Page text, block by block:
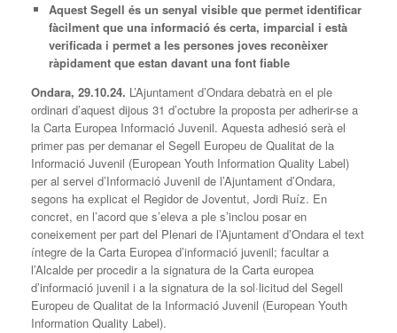
Aquest Segell és un senyal visible que permet identificar
fàcilment que una informació és certa, imparcial i està
verificada i permet a les persones joves reconèixer
ràpidament que estan davant una font fiable
Ondara, 29.10.24. L’Ajuntament d’Ondara debatrà en el ple
ordinari d’aquest dijous 31 d’octubre la proposta per adherir-se a
la Carta Europea Informació Juvenil. Aquesta adhesió serà el
primer pas per demanar el Segell Europeu de Qualitat de la
Informació Juvenil (European Youth Information Quality Label)
per al servei d’Informació Juvenil de l’Ajuntament d’Ondara,
segons ha explicat el Regidor de Joventut, Jordi Ruíz. En
concret, en l’acord que s’eleva a ple s’inclou posar en
coneixement per part del Plenari de l’Ajuntament d’Ondara el text
íntegre de la Carta Europea d’informació juvenil; facultar a
l’Alcalde per procedir a la signatura de la Carta europea
d’informació juvenil i a la signatura de la sol·licitud del Segell
Europeu de Qualitat de la Informació Juvenil (European Youth
Information Quality Label).